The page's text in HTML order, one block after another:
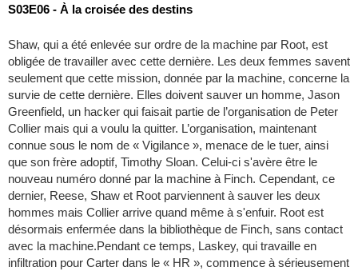
S03E06 - À la croisée des destins
Shaw, qui a été enlevée sur ordre de la machine par Root, est
obligée de travailler avec cette dernière. Les deux femmes savent
seulement que cette mission, donnée par la machine, concerne la
survie de cette dernière. Elles doivent sauver un homme, Jason
Greenfield, un hacker qui faisait partie de l’organisation de Peter
Collier mais qui a voulu la quitter. L’organisation, maintenant
connue sous le nom de « Vigilance », menace de le tuer, ainsi
que son frère adoptif, Timothy Sloan. Celui-ci s'avère être le
nouveau numéro donné par la machine à Finch. Cependant, ce
dernier, Reese, Shaw et Root parviennent à sauver les deux
hommes mais Collier arrive quand même à s'enfuir. Root est
désormais enfermée dans la bibliothèque de Finch, sans contact
avec la machine.Pendant ce temps, Laskey, qui travaille en
infiltration pour Carter dans le « HR », commence à sérieusement